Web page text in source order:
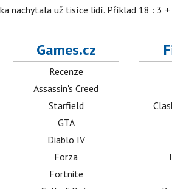
nachytala už tisíce lidí. Příklad 18 : 3
Games.cz
Recenze
Assassin's Creed
Starfield
GTA
Diablo IV
Forza
Fortnite